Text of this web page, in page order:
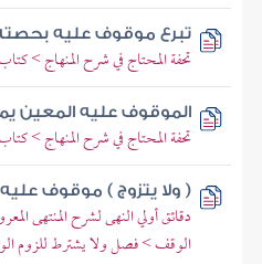
تبرع موقوف عليه بحصته
تحفة المحتاج في شرح المنهاج > كتاب
الموقوف عليه المعين
تحفة المحتاج في شرح المنهاج > كتاب
( ولا يتزوج ) موقوف
دقائق أولي النهى لشرح المنتهى
الوقف > فصل ولا يشترط للزوم